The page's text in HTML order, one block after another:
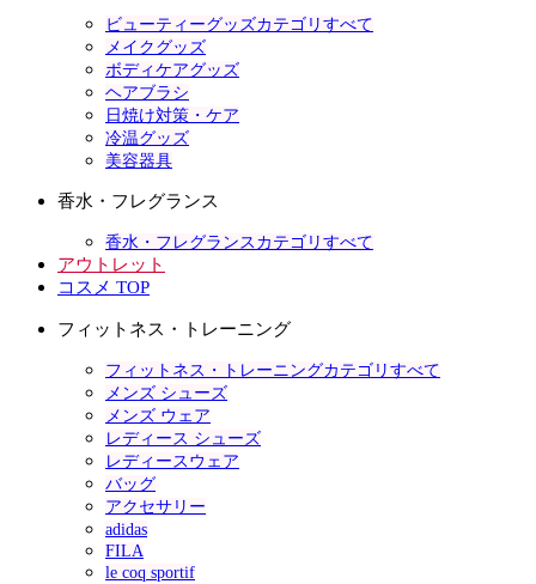
ビューティーグッズカテゴリすべて
メイクグッズ
ボディケアグッズ
ヘアブラシ
日焼け対策・ケア
冷温グッズ
美容器具
香水・フレグランス
香水・フレグランスカテゴリすべて
アウトレット
コスメ TOP
フィットネス・トレーニング
フィットネス・トレーニングカテゴリすべて
メンズ シューズ
メンズ ウェア
レディース シューズ
レディースウェア
バッグ
アクセサリー
adidas
FILA
le coq sportif